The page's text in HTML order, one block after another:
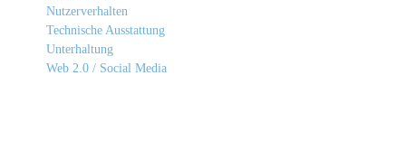
Nutzerverhalten
Technische Ausstattung
Unterhaltung
Web 2.0 / Social Media